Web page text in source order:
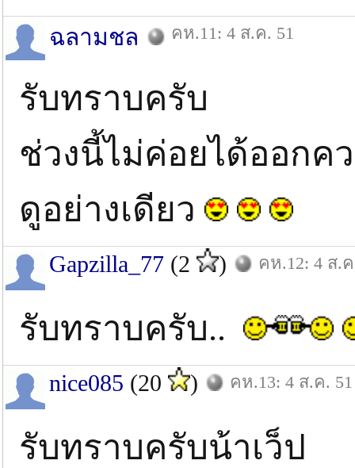
ฉลามชล คห.11: 4 ส.ค. 51
รับทราบครับ
ช่วงนี้ไม่ค่อยได้ออกค
ดูอย่างเดียว
Gapzilla_77 (2 ) คห.12: 4 ส.
รับทราบครับ..
nice085 (20 ) คห.13: 4 ส.ค. 51
รับทราบครับน้าเว็ป